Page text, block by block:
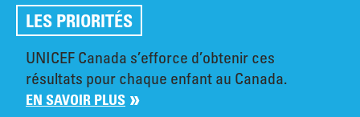
LES PRIORITÉS
UNICEF Canada s’efforce d’obtenir ces
résultats pour chaque enfant au Canada.
EN SAVOIR PLUS